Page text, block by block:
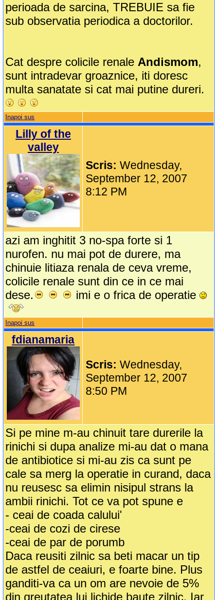
perioada de sarcina, TREBUIE sa fie
sub observatia periodica a doctorilor.
Cat despre colicile renale Andismom,
sunt intradevar groaznice, iti doresc
multa sanatate si cat mai putine dureri.
Inapoi sus
Lilly of the
valley
Scris:Wednesday,
September 12, 2007
8:12 PM
azi am inghitit 3 no-spa forte si 1
nurofen. nu mai pot de durere, ma
chinuie litiaza renala de ceva vreme,
colicile renale sunt din ce in ce mai
dese.
imi e o frica de operatie
Inapoi sus
fdianamaria
Scris:Wednesday,
September 12, 2007
8:50 PM
Si pe mine m-au chinuit tare durerile la
rinichi si dupa analize mi-au dat o mana
de antibiotice si mi-au zis ca sunt pe
cale sa merg la operatie in curand, daca
nu reusesc sa elimin nisipul strans la
ambii rinichi. Tot ce va pot spune e
- ceai de coada calului'
-ceai de cozi de cirese
-ceai de par de porumb
Daca reusiti zilnic sa beti macar un tip
de astfel de ceaiuri, e foarte bine. Plus
ganditi-va ca un om are nevoie de 5%
din greutatea lui lichide baute zilnic. Iar